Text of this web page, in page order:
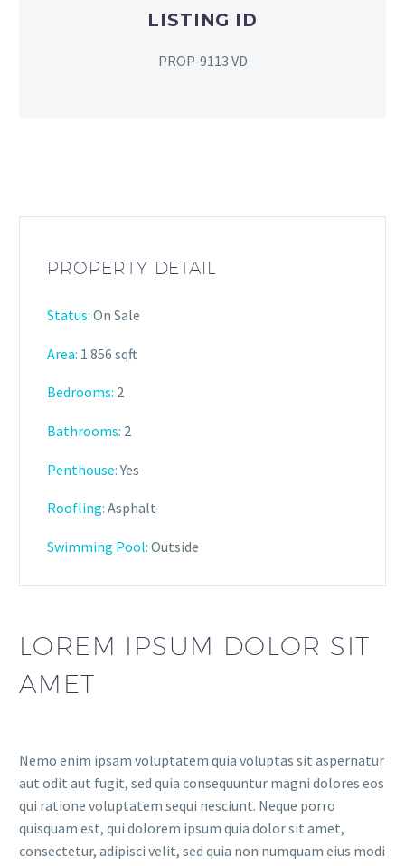
LISTING ID
PROP-9113 VD
PROPERTY DETAIL
Status: On Sale
Area: 1.856 sqft
Bedrooms: 2
Bathrooms: 2
Penthouse:Yes
Roofling: Asphalt
Swimming Pool: Outside
LOREM IPSUM DOLOR SIT
AMET
Nemo enim ipsam voluptatem quia voluptas sit aspernatur
aut odit aut fugit, sed quia consequuntur magni dolores eos
qui ratione voluptatem sequi nesciunt. Neque porro
quisquam est, qui dolorem ipsum quia dolor sit amet,
consectetur, adipisci velit, sed quia non numquam eius modi